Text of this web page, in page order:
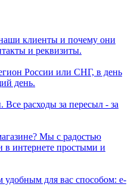
клиенты и почему они
и реквизиты.
России или СНГ, в день
день.
расходы за пересыл - за
Мы с радостью
в интернете простыми и
для вас способом: e-